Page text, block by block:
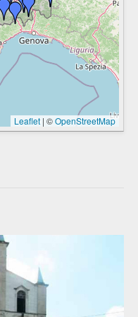
Leaflet | ©OpenStreetMap